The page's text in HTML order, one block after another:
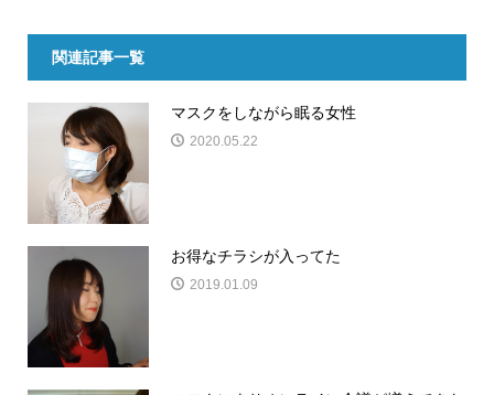
関連記事一覧
マスクをしながら眠る女性
2020.05.22
お得なチラシが入ってた
2019.01.09